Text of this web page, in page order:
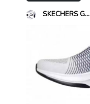
SKECHERS G...